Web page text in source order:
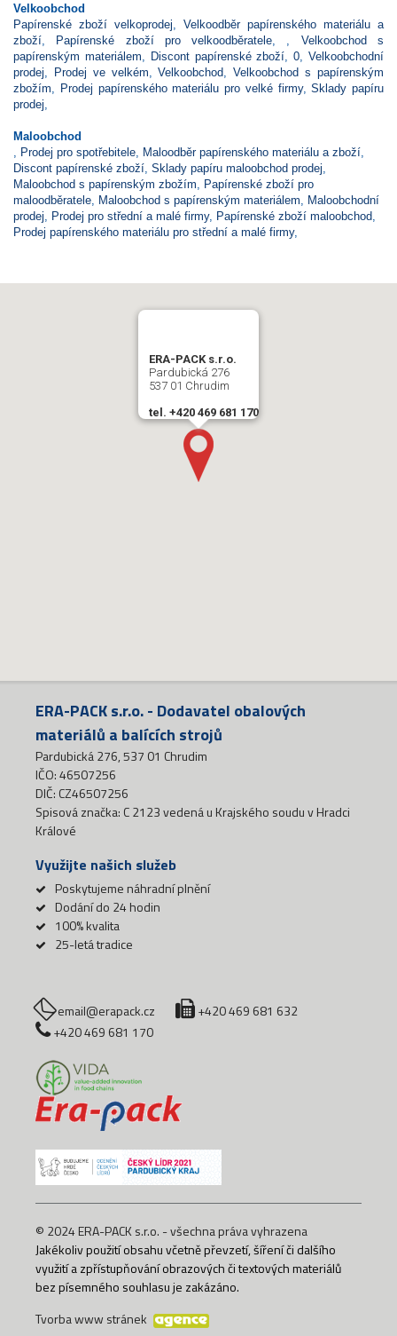
Velkoobchod
Papírenské zboží velkoprodej
Velkoodběr papírenského materiálu a
zboží
Papírenské zboží pro velkoodběratele
Velkoobchod s
papírenským materiálem
Discont papírenské zboží ,0 ,Velkoobchodní
prodej
Prodej ve velkém ,Velkoobchod ,Velkoobchod s papírenským
zbožím
Prodej papírenského materiálu pro velké firmy,Sklady papíru
prodej
Maloobchod
Prodej pro spotřebitele Maloodběr papírenského materiálu a zboží
Discont papírenské zboží Sklady papíru maloobchod prodej
Maloobchod s papírenským zbožím
Papírenské zboží pro
maloodběratele
Maloobchod s papírenským materiálem
Maloobchodní
prodej
Prodej pro střední a malé firmy, Papírenské zboží maloobchod
Prodej papírenského materiálu pro střední a malé firmy,
ERA-PACK s.r.o.
Pardubická 276
537 01 Chrudim
tel. +420 469 681 170
ERA-PACK s.r.o. - Dodavatel obalových
materiálů a balících strojů
Pardubická 276, 537 01 Chrudim
IČO: 46507256
DIČ: CZ46507256
Spisová značka: C 2123 vedená u Krajského soudu v Hradci
Králové
Využijte našich služeb
Poskytujeme náhradní plnění
Dodání do 24 hodin
100% kvalita
25-letá tradice
email@erapack.cz
+420 469 681 632
+420 469 681 170
© 2024 ERA-PACK s.r.o. - všechna práva vyhrazena
Jakékoliv použití obsahu včetně převzetí, šíření či dalšího
využití a zpřístupňování obrazových či textových materiálů
bez písemného souhlasu je zakázáno.
Tvorba www stránek